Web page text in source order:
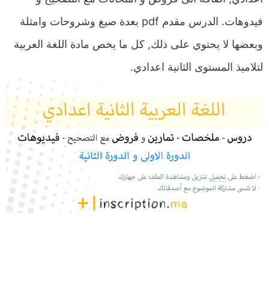
فيدوهات. الدرس مقدم pdf بعدة صيغ وشروحات وامثلة
وبعضها لا يحتوي على ذلك, كل ما يخص مادة اللغة العربية
لتلاميذ المستوى الثانية اعدادي.